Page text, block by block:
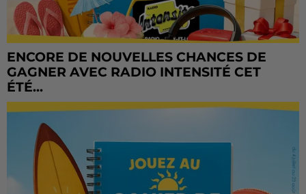
ENCORE DE NOUVELLES CHANCES DE
GAGNER AVEC RADIO INTENSITÉ CET
ÉTÉ...